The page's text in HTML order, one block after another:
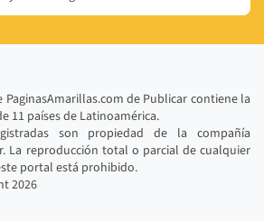
de Publicar contiene la
11 países de Latinoamérica.
son propiedad de la compañía
La reproducción total o parcial de cualquier
portal está prohibido.
2026